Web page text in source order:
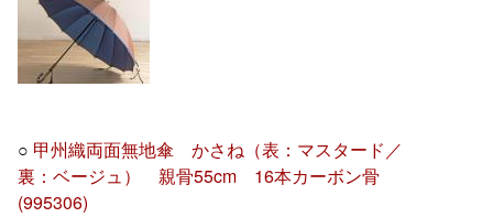
○ 甲州織両面無地傘 かさね（表：マスタード／
裏：ベージュ） 親骨55cm 16本カーボン骨
(995306)